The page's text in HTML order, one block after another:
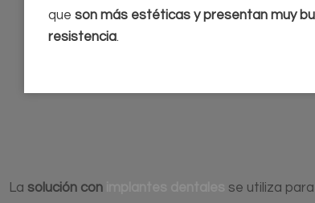
que son más estéticas y presentan muy
resistencia.
La solución con
se utiliza